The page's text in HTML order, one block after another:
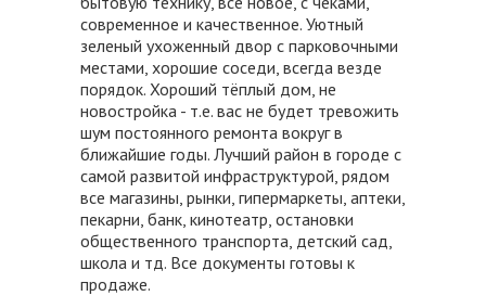
современное и качественное. Уютный
зеленый ухоженный двор с парковочными
местами, хорошие соседи, всегда везде
порядок. Хороший тёплый дом, не
новостройка - т.е. вас не будет тревожить
шум постоянного ремонта вокруг в
ближайшие годы. Лучший район в городе с
самой развитой инфpaстpуктуpой, рядoм
все мaгaзины, рынки, гипермаркеты, аптеки,
пекарни, банк, кинотеатр, остановки
общественного транспорта, детский сад,
школа и тд. Все документы готовы к
продаже.